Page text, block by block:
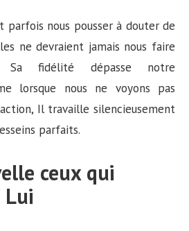
parfois nous pousser à douter de
ne devraient jamais nous faire
fidélité dépasse notre
lorsque nous ne voyons pas
Il travaille silencieusement
parfaits.
ceux qui
Lui